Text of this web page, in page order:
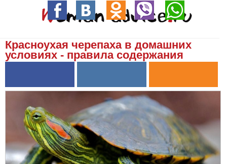
Красноухая черепаха в домашних
условиях - правила содержания